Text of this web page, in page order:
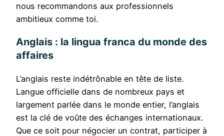
nous recommandons aux professionnels
ambitieux comme toi.
Anglais : la lingua franca du monde des
affaires
L’anglais reste indétrônable en tête de liste.
Langue officielle dans de nombreux pays et
largement parlée dans le monde entier, l’anglais
est la clé de voûte des échanges internationaux.
Que ce soit pour négocier un contrat, participer à